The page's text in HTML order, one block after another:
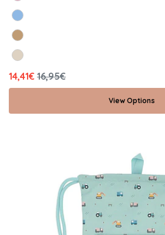
14,41€ 16,95€
View Options